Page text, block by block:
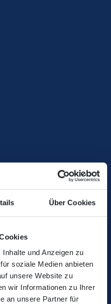
Über Cookies
und Anzeigen zu
soziale Medien anbieten
unsere Website zu
wir Informationen zu Ihrer
an unsere Partner für
bei der
(Lahn) fallen die Züge
Schienenersatzverkehr
In den Bussen ist leider
Schienenersatzverkehrs
Stationen in
bitte beachten Sie die
und auf
– HLB Online (hlb-online.de)